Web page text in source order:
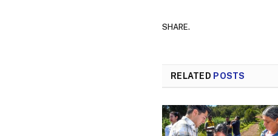
SHARE.
RELATED POSTS